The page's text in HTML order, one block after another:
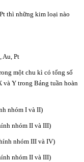
thì những kim loại nào
Pt
một chu kì có tổng số
và Y trong Bảng tuần hoàn
nhóm I và II)
nhóm II và III)
nhóm III và IV)
nhóm II và III)